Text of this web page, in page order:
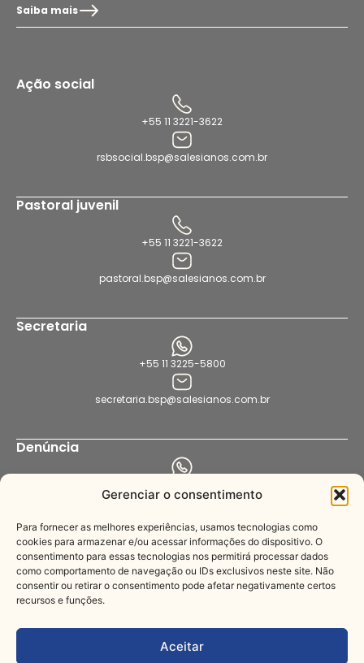
Gerenciar o consentimento
Para fornecer as melhores experiências, usamos tecnologias como
cookies para armazenar e/ou acessar informações do dispositivo. O
consentimento para essas tecnologias nos permitirá processar dados
como comportamento de navegação ou IDs exclusivos neste site. Não
consentir ou retirar o consentimento pode afetar negativamente certos
recursos e funções.
Aceitar
Saiba mais
Ação social
+55 11 3221-3622
rsbsocial.bsp@salesianos.com.br
Pastoral juvenil
+55 11 3221-3622
pastoral.bsp@salesianos.com.br
Secretaria
+55 11 3225-5800
secretaria.bsp@salesianos.com.br
Denúncia
denuncia.bsp@salesianos.com.br
Imprensa
comunica@salesianos.com.br